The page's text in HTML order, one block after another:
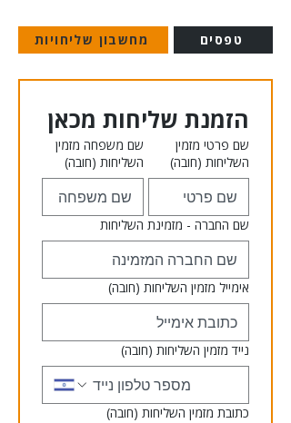
טפסים מחשבון שליחויות
הזמנת שליחות מכאן
שם פרטי מזמין
השליחות (חובה)
שם משפחה מזמין
השליחות (חובה)
שם החברה - מזמינת השליחות
אימייל מזמין השליחות (חובה)
נייד מזמין השליחות (חובה)
כתובת מזמין השליחות (חובה)